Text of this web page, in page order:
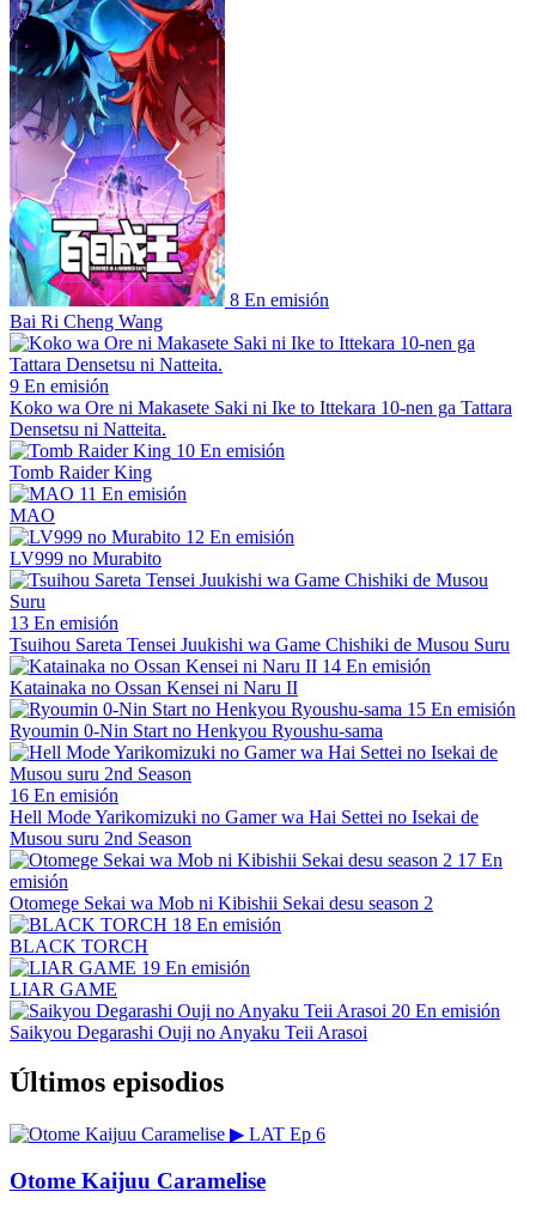
8 En emisión
Bai Ri Cheng Wang
9 En emisión
Koko wa Ore ni Makasete Saki ni Ike to Ittekara 10-nen ga Tattara
Densetsu ni Natteita.
10 En emisión
Tomb Raider King
11 En emisión
MAO
12 En emisión
LV999 no Murabito
13 En emisión
Tsuihou Sareta Tensei Juukishi wa Game Chishiki de Musou Suru
14 En emisión
Katainaka no Ossan Kensei ni Naru II
15 En emisión
Ryoumin 0-Nin Start no Henkyou Ryoushu-sama
16 En emisión
Hell Mode Yarikomizuki no Gamer wa Hai Settei no Isekai de
Musou suru 2nd Season
17 En
emisión
Otomege Sekai wa Mob ni Kibishii Sekai desu season 2
18 En emisión
BLACK TORCH
19 En emisión
LIAR GAME
20 En emisión
Saikyou Degarashi Ouji no Anyaku Teii Arasoi
Últimos episodios
▶ LAT Ep 6
Otome Kaijuu Caramelise